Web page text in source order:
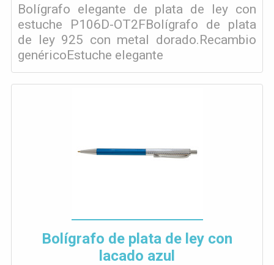
Bolígrafo elegante de plata de ley con
estuche P106D-OT2FBolígrafo de plata
de ley 925 con metal dorado.Recambio
genéricoEstuche elegante
Bolígrafo de plata de ley con
lacado azul